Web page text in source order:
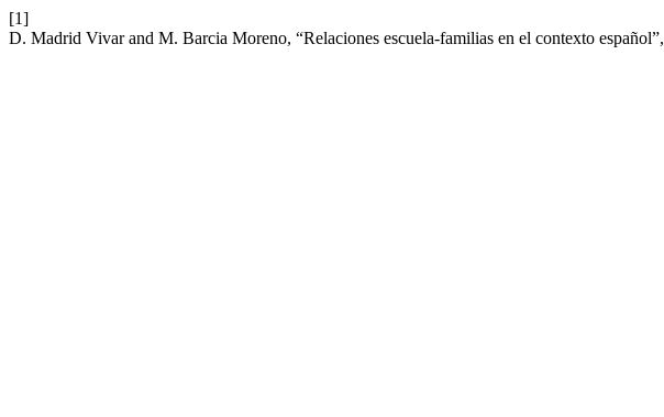
[1]
D. Madrid Vivar and M. Barcia Moreno, “Relaciones escuela-familias en el contexto español”,